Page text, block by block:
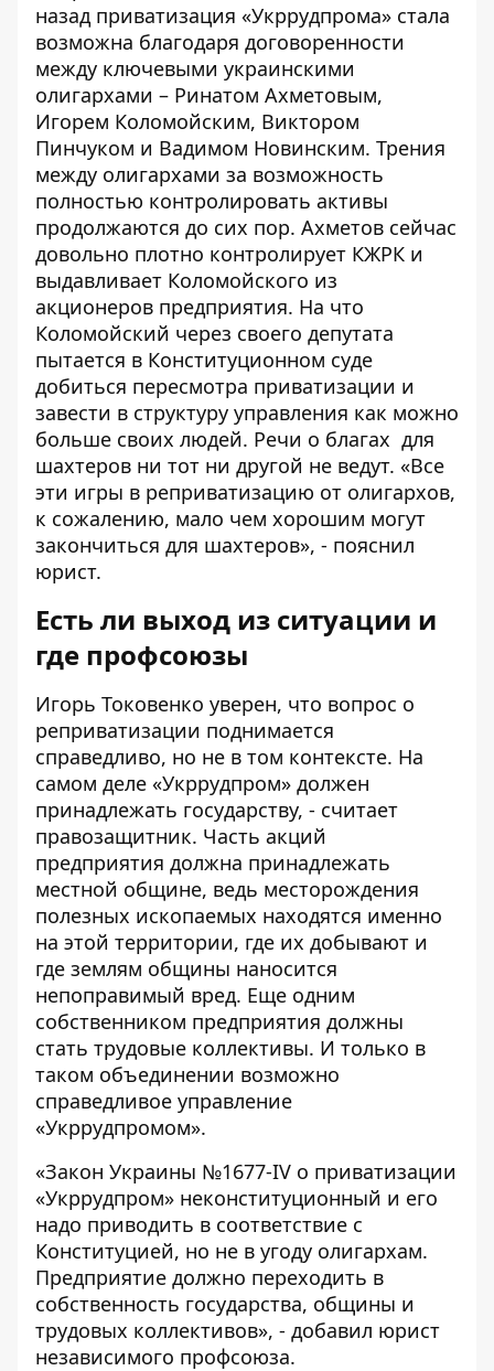
назад приватизация «Укррудпрома» стала
возможна благодаря договоренности
между ключевыми украинскими
олигархами – Ринатом Ахметовым,
Игорем Коломойским, Виктором
Пинчуком и Вадимом Новинским. Трения
между олигархами за возможность
полностью контролировать активы
продолжаются до сих пор. Ахметов сейчас
довольно плотно контролирует КЖРК и
выдавливает Коломойского из
акционеров предприятия. На что
Коломойский через своего депутата
пытается в Конституционном суде
добиться пересмотра приватизации и
завести в структуру управления как можно
больше своих людей. Речи о благах для
шахтеров ни тот ни другой не ведут. «Все
эти игры в реприватизацию от олигархов,
к сожалению, мало чем хорошим могут
закончиться для шахтеров», - пояснил
юрист.
Есть ли выход из ситуации и
где профсоюзы
Игорь Токовенко уверен, что вопрос о
реприватизации поднимается
справедливо, но не в том контексте. На
самом деле «Укррудпром» должен
принадлежать государству, - считает
правозащитник. Часть акций
предприятия должна принадлежать
местной общине, ведь месторождения
полезных ископаемых находятся именно
на этой территории, где их добывают и
где землям общины наносится
непоправимый вред. Еще одним
собственником предприятия должны
стать трудовые коллективы. И только в
таком объединении возможно
справедливое управление
«Укррудпромом».
«Закон Украины №1677-IV о приватизации
«Укррудпром» неконституционный и его
надо приводить в соответствие с
Конституцией, но не в угоду олигархам.
Предприятие должно переходить в
собственность государства, общины и
трудовых коллективов», - добавил юрист
независимого профсоюза.